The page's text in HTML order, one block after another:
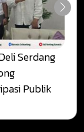
Serdang
Publik